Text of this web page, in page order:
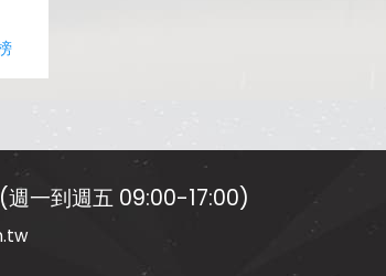
一到週五 09:00-17:00)